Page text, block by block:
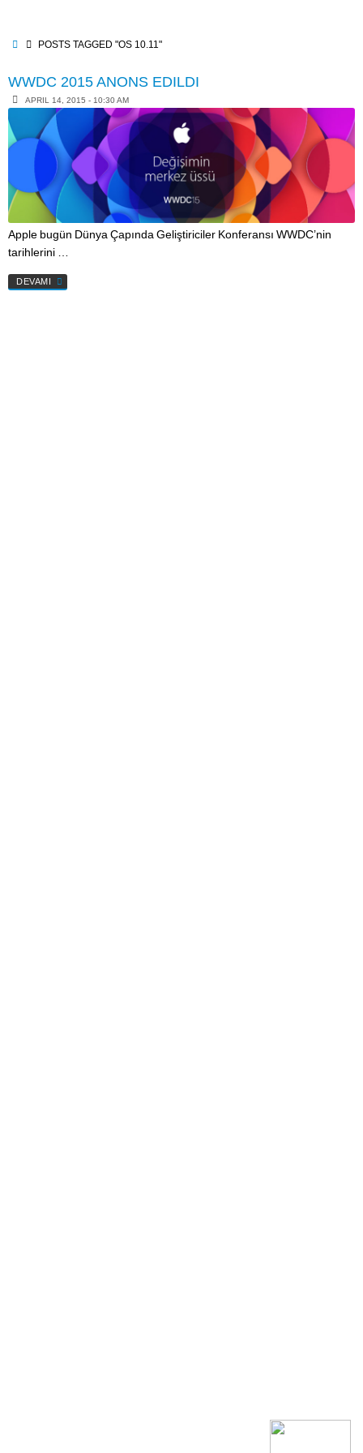
contentHOMEPOSTS TAGGED "OS 10.11"
WWDC 2015 ANONS EDILDI
APRIL 14, 2015 - 10:30 AM
Apple bugün Dünya Çapında Geliştiriciler Konferansı WWDC’nin
tarihlerini …
DEVAMI